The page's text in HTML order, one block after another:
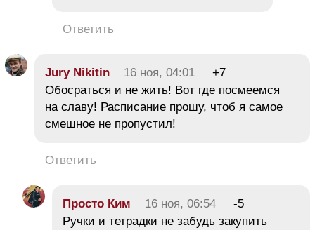
Ответить
Jury Nikitin 16 ноя, 04:01
+7
Обосраться и не жить! Вот где посмеемся
на славу! Расписание прошу, чтоб я самое
смешное не пропустил!
Ответить
Просто Ким 16 ноя, 06:54
-5
Ручки и тетрадки не забудь закупить